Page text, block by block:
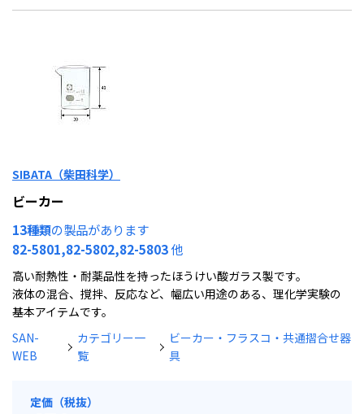
SIBATA（柴田科学）
ビーカー
13種類の製品があります
82-5801,82-5802,82-5803他
高い耐熱性・耐薬品性を持ったほうけい酸ガラス製です。
液体の混合、撹拌、反応など、幅広い用途のある、理化学実験の
基本アイテムです。
SAN-
WEB
カテゴリー一
覧
ビーカー・フラスコ・共通摺合せ器
具
定価（税抜）